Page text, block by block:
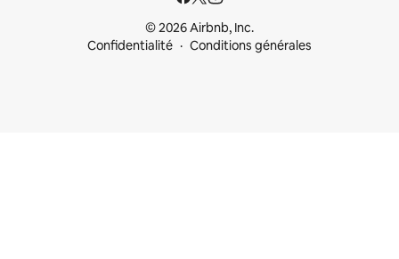
© 2026 Airbnb, Inc.
Confidentialité
Conditions générales